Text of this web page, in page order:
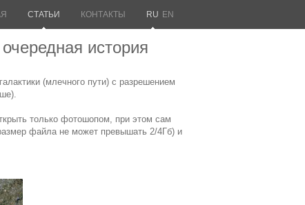
EN
RU
КОНТАКТЫ
СТАТЬИ
история
(млечного пути) с разрешением
только фотошопом, при этом сам
файла не может превышать 2/4Гб) и